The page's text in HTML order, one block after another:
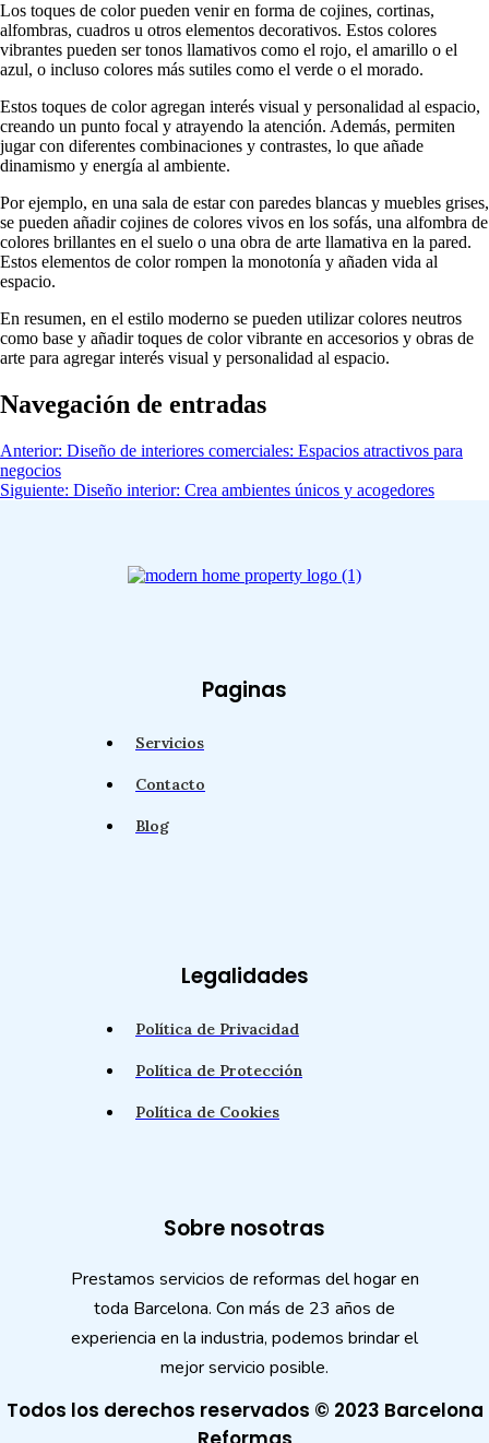
Los toques de color pueden venir en forma de cojines, cortinas,
alfombras, cuadros u otros elementos decorativos. Estos colores
vibrantes pueden ser tonos llamativos como el rojo, el amarillo o el
azul, o incluso colores más sutiles como el verde o el morado.
Estos toques de color agregan interés visual y personalidad al espacio,
creando un punto focal y atrayendo la atención. Además, permiten
jugar con diferentes combinaciones y contrastes, lo que añade
dinamismo y energía al ambiente.
Por ejemplo, en una sala de estar con paredes blancas y muebles grises,
se pueden añadir cojines de colores vivos en los sofás, una alfombra de
colores brillantes en el suelo o una obra de arte llamativa en la pared.
Estos elementos de color rompen la monotonía y añaden vida al
espacio.
En resumen, en el estilo moderno se pueden utilizar colores neutros
como base y añadir toques de color vibrante en accesorios y obras de
arte para agregar interés visual y personalidad al espacio.
Navegación de entradas
Anterior: Diseño de interiores comerciales: Espacios atractivos para
negocios
Siguiente: Diseño interior: Crea ambientes únicos y acogedores
Paginas
Servicios
Contacto
Blog
Legalidades
Política de Privacidad
Política de Protección
Política de Cookies
Sobre nosotras
Prestamos servicios de reformas del hogar en
toda Barcelona. Con más de 23 años de
experiencia en la industria, podemos brindar el
mejor servicio posible.
Todos los derechos reservados © 2023 Barcelona